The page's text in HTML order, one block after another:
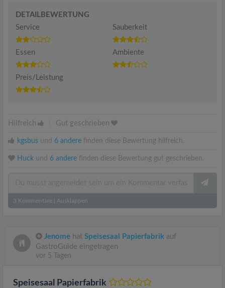
DETAILBEWERTUNG
Service
Sauberkeit
Essen Ambiente
Preis/Leistung
Hilfreich Gut geschrieben
kgsbus und 6 andere finden diese Bewertung hilfreich.
Huck und 6 andere finden diese Bewertung gut geschrieben.
3 Kommentare Ausklappen
Jenome hat Speisesaal Papierfabrik auf
GastroGuide eingetragen
vor 5 Tagen
Speisesaal Papierfabrik